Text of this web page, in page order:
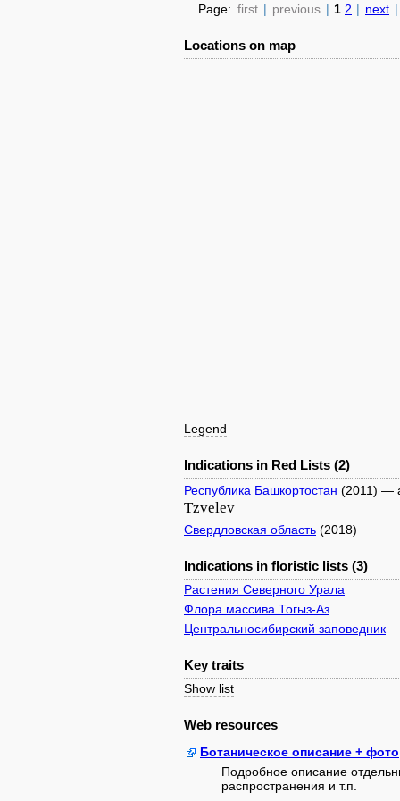
Page: first | previous | 1 2 | next |
Locations on map
Legend
Indications in Red Lists (2)
Республика Башкортостан (2011) —
Tzvelev
Свердловская область (2018)
Indications in floristic lists (3)
Растения Северного Урала
Флора массива Тогыз-Аз
Центральносибирский заповедник
Key traits
Show list
Web resources
Ботаническое описание + фото
Подробное описание
распространения и т.п.